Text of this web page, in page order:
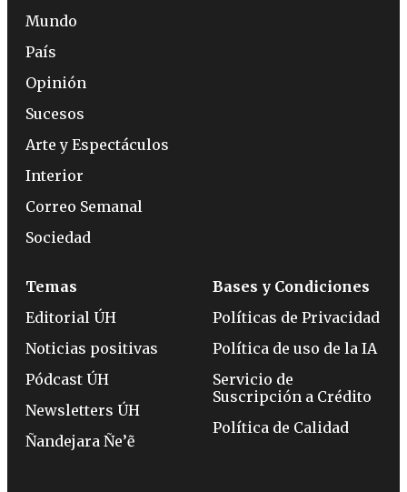
Mundo
País
Opinión
Sucesos
Arte y Espectáculos
Interior
Correo Semanal
Sociedad
Temas
Editorial ÚH
Noticias positivas
Pódcast ÚH
Newsletters ÚH
Ñandejara Ñe’ẽ
Bases y Condiciones
Políticas de Privacidad
Política de uso de la IA
Servicio de
Suscripción a Crédito
Política de Calidad